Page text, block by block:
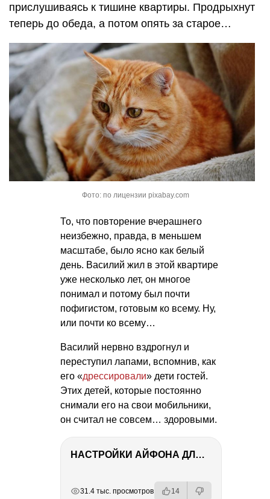
прислушиваясь к тишине квартиры. Продрыхнут
теперь до обеда, а потом опять за старое…
Фото: по лицензии pixabay.com
То, что повторение вчерашнего
неизбежно, правда, в меньшем
масштабе, было ясно как белый
день. Василий жил в этой квартире
уже несколько лет, он многое
понимал и потому был почти
пофигистом, готовым ко всему. Ну,
или почти ко всему…
Василий нервно вздрогнул и
переступил лапами, вспомнив, как
его «дрессировали» дети гостей.
Этих детей, которые постоянно
снимали его на свои мобильники,
он считал не совсем… здоровыми.
НАСТРОЙКИ АЙФОНА ДЛЯ ФОТО И ВИДЕО
31.4 тыс. просмотров 14